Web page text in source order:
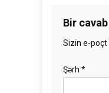
Bir cavab
Sizin e-poçt
Şərh *